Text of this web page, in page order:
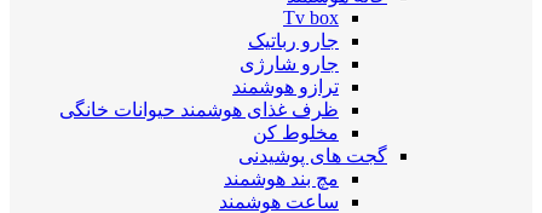
Tv box
جارو رباتیک
جارو شارژی
ترازو هوشمند
ظرف غذای هوشمند حیوانات خانگی
مخلوط کن
گجت های پوشیدنی
مچ بند هوشمند
ساعت هوشمند